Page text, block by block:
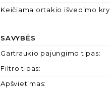
Keičiama ortakio išvedimo
SAVYBĖS
Gartraukio pajungimo tipas:
Filtro tipas:
Apšvietimas: